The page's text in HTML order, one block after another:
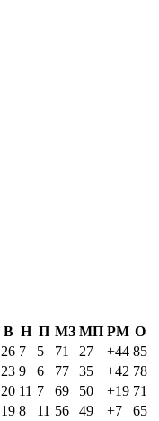
В Н П МЗ МП РМ О
26 7 5 71 27 +44 85
23 9 6 77 35 +42 78
20 11 7 69 50 +19 71
19 8 11 56 49 +7
65